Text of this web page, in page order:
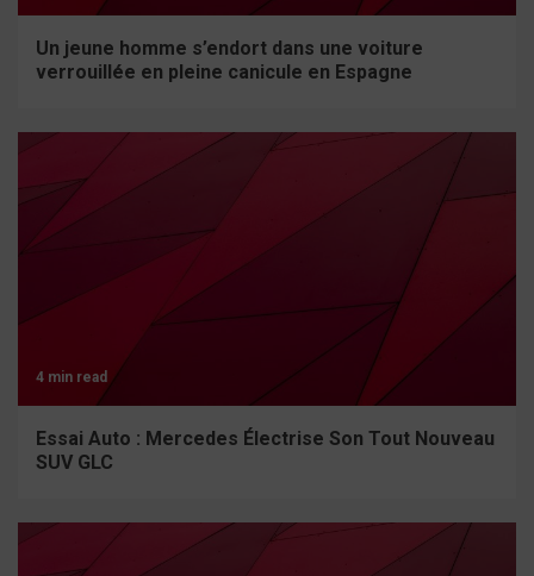
Un jeune homme s’endort dans une voiture
verrouillée en pleine canicule en Espagne
4 min read
Essai Auto : Mercedes Électrise Son Tout Nouveau
SUV GLC